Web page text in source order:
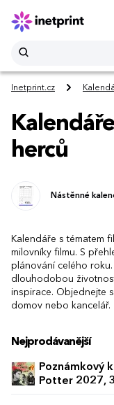
Inetprint.cz
herců
Nástěnné
Kalendáře s tématem
milovníky filmu. S
plánování celého
dlouhodobou
inspirace. Objednejte
domov nebo kancelář.
Nejprodávanější
Poznámkový
Potter 2027,